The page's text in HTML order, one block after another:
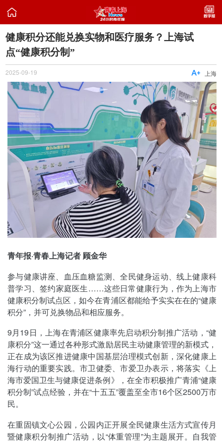

健康积分还能兑换实物和医疗服务？上海试
点“健康积分制”
2025-09-19 上海

青年报·青春上海记者 顾金华
参与健康讲座、血压血糖监测、全民健身运动、线上健康科
普学习、签约家庭医生……这些日常健康行为，作为上海市
健康积分制试点区，如今在青浦区都能给予实实在在的“健康
积分”，并可兑换物品和相应服务。
9月19日，上海在青浦区健康率先启动积分制推广活动，“健
康积分”这一通过各种形式激励居民主动健康管理的新模式，
正在成为该区推进健康中国基层治理模式创新，深化健康上
海行动的重要实践。市卫健委、市爱卫办表示，将落实《上
海市爱国卫生与健康促进条例》，在全市积极推广青浦“健康
积分制”试点经验，并在“十五五”覆盖至全市16个区2500万市
民。
在重固镇文心公园，公园内正开展全民健康生活方式宣传月
暨健康积分制推广活动，以“体重管理”为主题展开。自我管